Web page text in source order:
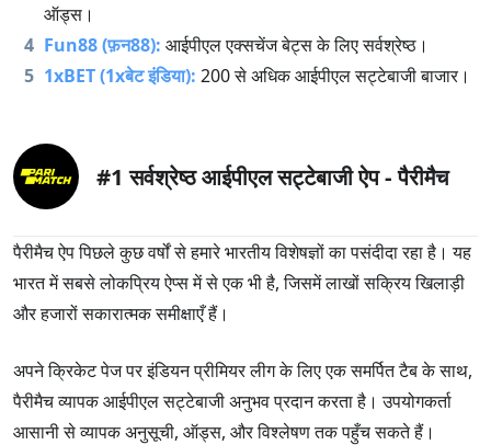
भुगतान की विधि
Unified Payments Interface (UPI) VISA
आईपीएल पर सट्टेबाजी करें
ऑड्स।
4 Fun88 (फ़न88): आईपीएल एक्सचेंज बेट्स के लिए सर्वश्रेष्ठ।
5 1xBET (1xबेट इंडिया): 200 से अधिक आईपीएल सट्टेबाजी बाजार।
#1 सर्वश्रेष्ठ आईपीएल सट्टेबाजी ऐप - पैरीमैच
पैरीमैच ऐप पिछले कुछ वर्षों से हमारे भारतीय विशेषज्ञों का पसंदीदा रहा है। यह
भारत में सबसे लोकप्रिय ऐप्स में से एक भी है, जिसमें लाखों सक्रिय खिलाड़ी
और हजारों सकारात्मक समीक्षाएँ हैं।
अपने क्रिकेट पेज पर इंडियन प्रीमियर लीग के लिए एक समर्पित टैब के साथ,
पैरीमैच व्यापक आईपीएल सट्टेबाजी अनुभव प्रदान करता है। उपयोगकर्ता
आसानी से व्यापक अनुसूची, ऑड्स, और विश्लेषण तक पहुँच सकते हैं।